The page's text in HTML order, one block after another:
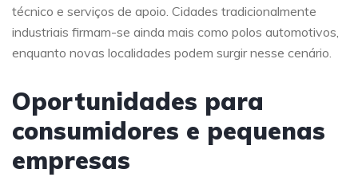
técnico e serviços de apoio. Cidades tradicionalmente
industriais firmam-se ainda mais como polos automotivos,
enquanto novas localidades podem surgir nesse cenário.
Oportunidades para
consumidores e pequenas
empresas